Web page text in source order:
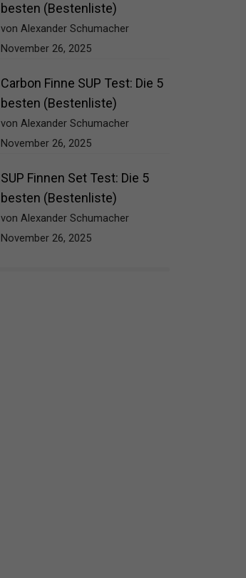
besten (Bestenliste)
von Alexander Schumacher
November 26, 2025
Carbon Finne SUP Test: Die 5
besten (Bestenliste)
von Alexander Schumacher
November 26, 2025
SUP Finnen Set Test: Die 5
besten (Bestenliste)
von Alexander Schumacher
November 26, 2025